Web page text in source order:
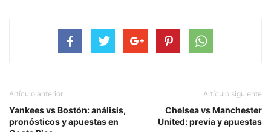
Artículo anterior
Yankees vs Bostón: análisis,
pronósticos y apuestas en
Artículo siguiente
Chelsea vs Manchester
United: previa y apuestas